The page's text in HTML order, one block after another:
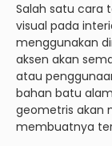
Salah satu cara
visual pada
menggunakan
aksen akan
atau
bahan batu
geometris akan
membuatnya